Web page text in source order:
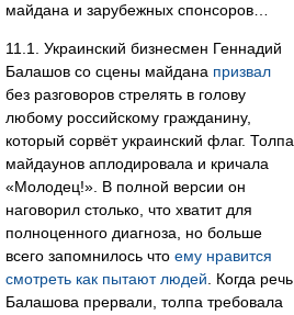
майдана и зарубежных спонсоров…
11.1. Украинский бизнесмен Геннадий
Балашов со сцены майдана призвал
без разговоров стрелять в голову
любому российскому гражданину,
который сорвёт украинский флаг. Толпа
майдаунов аплодировала и кричала
«Молодец!». В полной версии он
наговорил столько, что хватит для
полноценного диагноза, но больше
всего запомнилось что ему нравится
смотреть как пытают людей . Когда речь
Балашова прервали, толпа требовала